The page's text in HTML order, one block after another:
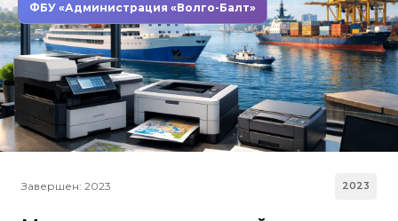
ФБУ «Администрация «Волго-Балт»
Завершен: 2023 2023